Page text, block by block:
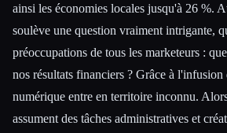
ainsi les économies locales jusqu'à 26 %.
soulève une question vraiment intrigante,
préoccupations de tous les marketeurs :
nos résultats financiers ? Grâce à
numérique entre en territoire inconnu.
assument des tâches administratives et